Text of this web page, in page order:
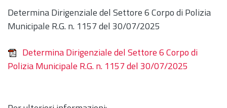
Determina Dirigenziale del Settore 6 Corpo di Polizia
Municipale R.G. n. 1157 del 30/07/2025
Determina Dirigenziale del Settore 6 Corpo di
Polizia Municipale R.G. n. 1157 del 30/07/2025